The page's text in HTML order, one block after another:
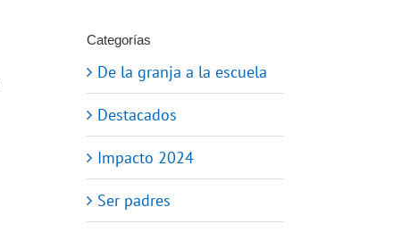
Categorías
De la granja a la escuela
Destacados
Impacto 2024
Ser padres